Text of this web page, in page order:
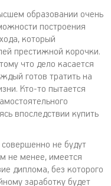
образовании очень
построения
который
престижной корочки.
что дело касается
готов тратить на
Кто-то пытается
впоследствии купить
не будут
не менее, имеется
диплома, без которого
заработку будет